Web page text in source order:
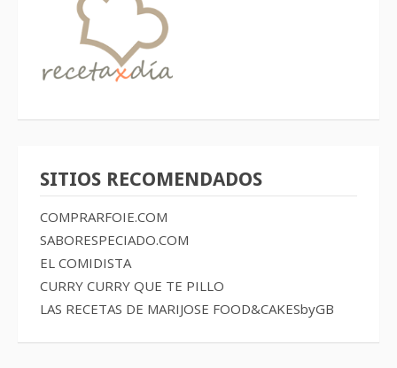
SITIOS RECOMENDADOS
COMPRARFOIE.COM
SABORESPECIADO.COM
EL COMIDISTA
CURRY CURRY QUE TE PILLO
LAS RECETAS DE MARIJOSE FOOD&CAKESbyGB